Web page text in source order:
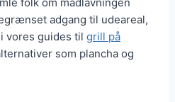
folk om madlavningen
adgang til udeareal,
vores guides til grill på
som plancha og